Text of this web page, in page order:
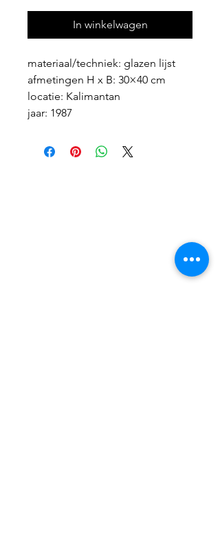
In winkelwagen
materiaal/techniek: glazen lijst
afmetingen H x B: 30×40 cm
locatie: Kalimantan
jaar: 1987